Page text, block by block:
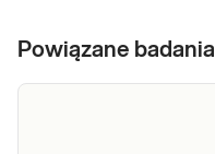
Powiązane badania